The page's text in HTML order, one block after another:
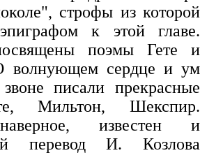
строфы из которой
к этой главе.
поэмы Гете и
волнующем сердце и ум
писали прекрасные
Мильтон, Шекспир.
известен и
перевод И. Козлова